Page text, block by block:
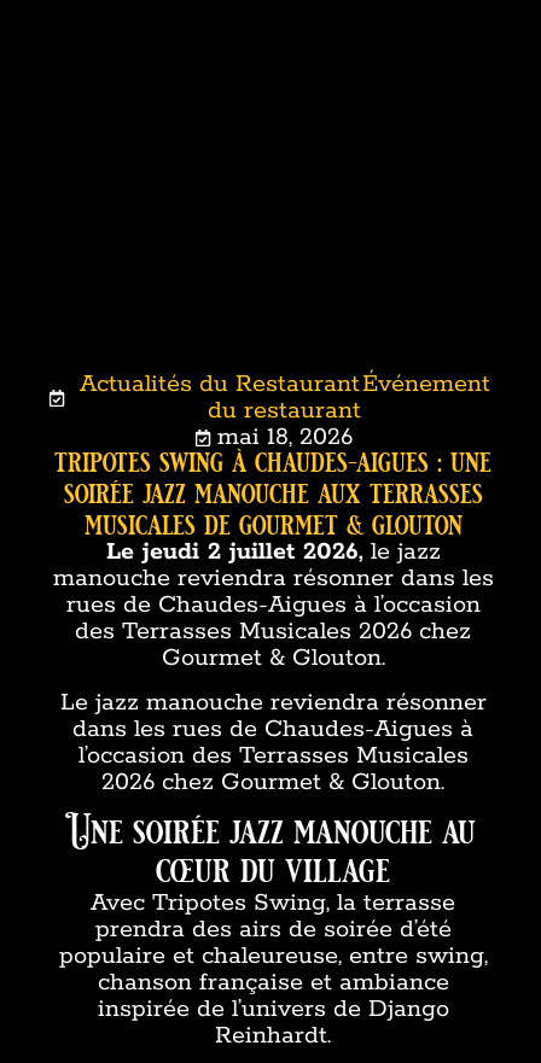
Actualités du Restaurant, Événement
du restaurant
mai 18, 2026
tripotes swing à chaudes-aigues : une
soirée jazz manouche aux terrasses
musicales de gourmet & glouton
Le jeudi 2 juillet 2026, le jazz
manouche reviendra résonner dans les
rues de Chaudes-Aigues à l’occasion
des Terrasses Musicales 2026 chez
Gourmet & Glouton.
Le jazz manouche reviendra résonner
dans les rues de Chaudes-Aigues à
l’occasion des Terrasses Musicales
2026 chez Gourmet & Glouton.
Une soirée jazz manouche au
cœur du village
Avec Tripotes Swing, la terrasse
prendra des airs de soirée d’été
populaire et chaleureuse, entre swing,
chanson française et ambiance
inspirée de l’univers de Django
Reinhardt.